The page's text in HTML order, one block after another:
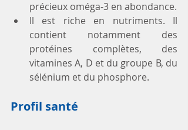
Il est riche en nutriments. Il
contient notamment des
protéines complètes, des
vitamines A, D et du groupe B, du
sélénium et du phosphore.
Profil santé